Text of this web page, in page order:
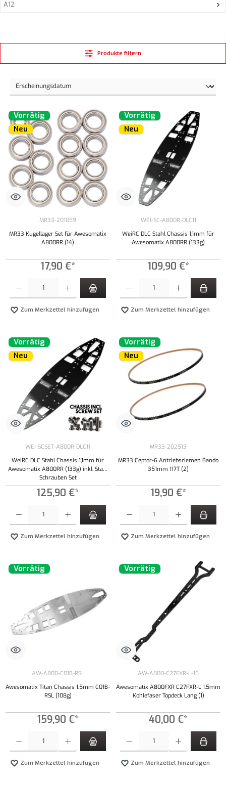
A12
Produkte filtern
Vorrätig
Neu
MR33-201059
MR33 Kugellager Set für Awesomatix
A800RR (14)
17,90 €*
Zum Merkzettel hinzufügen
Vorrätig
Neu
WEI-SC-A800R-DLC11
WeiRC DLC Stahl Chassis 1,1mm für
Awesomatix A800RR (133g)
109,90 €*
Zum Merkzettel hinzufügen
Vorrätig
Neu
WEI-SCSET-A800R-DLC11
WeiRC DLC Stahl Chassis 1,1mm für
Awesomatix A800RR (133g) inkl. Stahl
Schrauben Set
125,90 €*
Zum Merkzettel hinzufügen
Vorrätig
Neu
MR33-202513
MR33 Ceptor-6 Antriebsriemen Bando
351mm 117T (2)
19,90 €*
Zum Merkzettel hinzufügen
Vorrätig
AW-A800-C01B-RSL
Awesomatix Titan Chassis 1,5mm C01B-
RSL (108g)
159,90 €*
Zum Merkzettel hinzufügen
Vorrätig
AW-A800-C27FXR-L-15
Awesomatix A800FXR C27FXR-L 1,5mm
Kohlefaser Topdeck Lang (1)
40,00 €*
Zum Merkzettel hinzufügen